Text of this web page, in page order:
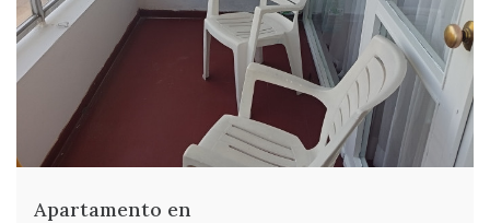
Apartamento en